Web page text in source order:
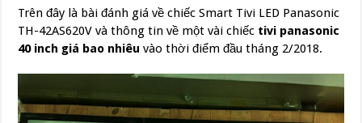
Trên đây là bài đánh giá về chiếc Smart Tivi LED Panasonic
TH-42AS620V và thông tin về một vài chiếc tivi panasonic
40 inch giá bao nhiêu vào thời điểm đầu tháng 2/2018.